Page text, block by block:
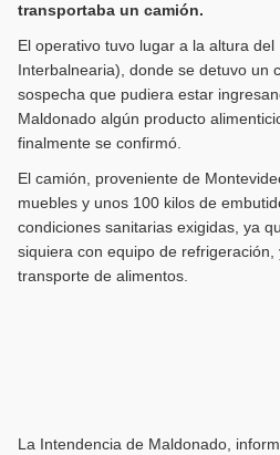
transportaba un camión.
El operativo tuvo lugar a la altura
Interbalnearia), donde se detuvo un
sospecha que pudiera estar
Maldonado algún producto
finalmente se confirmó.
El camión, proveniente de
muebles y unos 100 kilos de
condiciones sanitarias exigidas, ya
siquiera con equipo de
transporte de alimentos.
La Intendencia de Maldonado,